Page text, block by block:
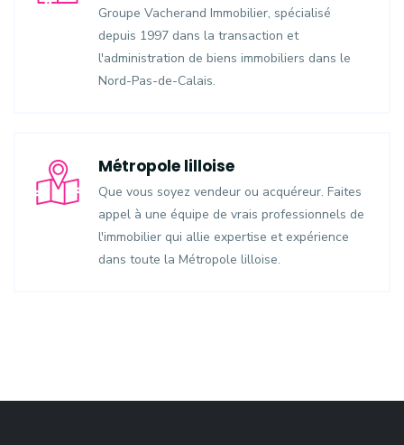
Groupe Vacherand Immobilier, spécialisé
depuis 1997 dans la transaction et
l'administration de biens immobiliers dans le
Nord-Pas-de-Calais.
Métropole lilloise
Que vous soyez vendeur ou acquéreur. Faites
appel à une équipe de vrais professionnels de
l'immobilier qui allie expertise et expérience
dans toute la Métropole lilloise.